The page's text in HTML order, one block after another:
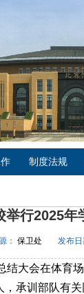
制度法规
举行2025年
： 保卫处 发布日
结大会在体
承训部队有